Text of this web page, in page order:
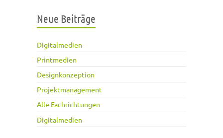
Neue Beiträge
Digitalmedien
Printmedien
Designkonzeption
Projektmanagement
Alle Fachrichtungen
Digitalmedien